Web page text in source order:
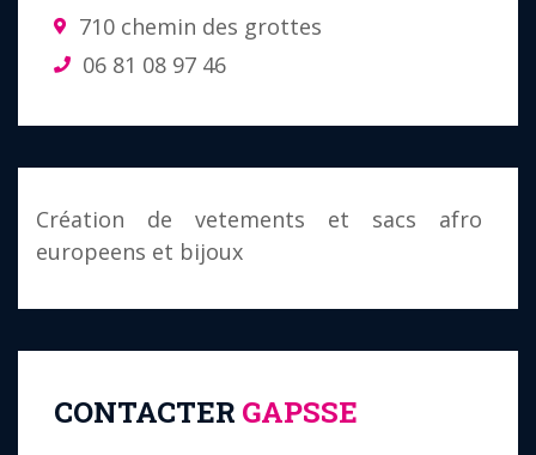
710 chemin des grottes
06 81 08 97 46
Création de vetements et sacs afro
europeens et bijoux
CONTACTER GAPSSE